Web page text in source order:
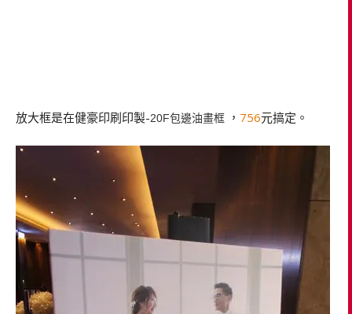
放大框是在健豪印刷印製-20F包邊油畫框 ， 756元搞定。